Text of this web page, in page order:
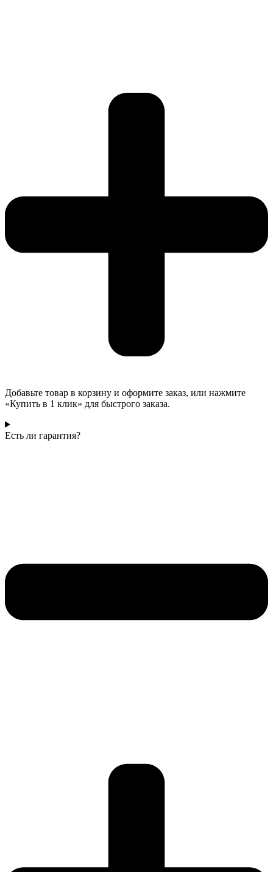
Добавьте товар в корзину и оформите заказ, или нажмите
«Купить в 1 клик» для быстрого заказа.
Есть ли гарантия?